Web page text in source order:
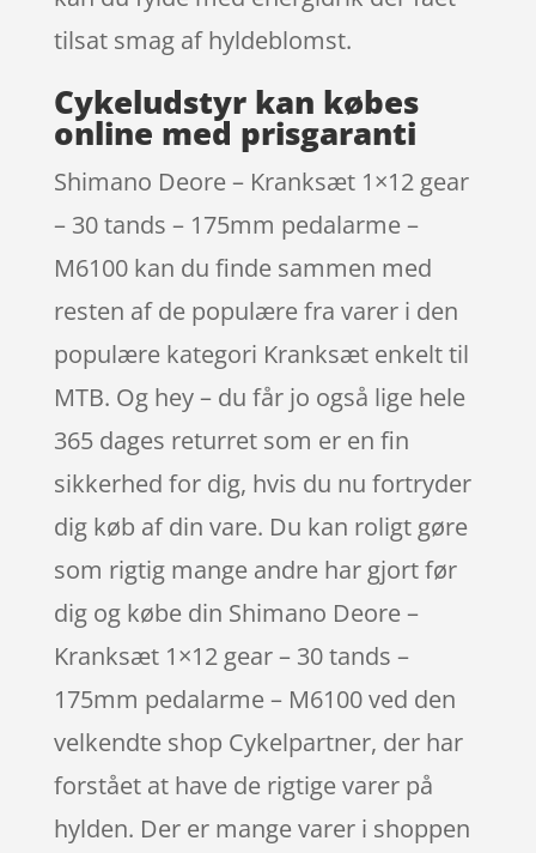
tilsat smag af hyldeblomst.
Cykeludstyr kan købes
online med prisgaranti
Shimano Deore – Kranksæt 1×12 gear
– 30 tands – 175mm pedalarme –
M6100 kan du finde sammen med
resten af de populære fra varer i den
populære kategori Kranksæt enkelt til
MTB. Og hey – du får jo også lige hele
365 dages returret som er en fin
sikkerhed for dig, hvis du nu fortryder
dig køb af din vare. Du kan roligt gøre
som rigtig mange andre har gjort før
dig og købe din Shimano Deore –
Kranksæt 1×12 gear – 30 tands –
175mm pedalarme – M6100 ved den
velkendte shop Cykelpartner, der har
forstået at have de rigtige varer på
hylden. Der er mange varer i shoppen